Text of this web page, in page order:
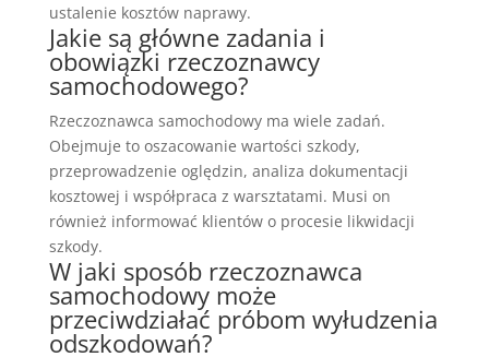
ustalenie kosztów naprawy.
Jakie są główne zadania i
obowiązki rzeczoznawcy
samochodowego?
Rzeczoznawca samochodowy ma wiele zadań.
Obejmuje to oszacowanie wartości szkody,
przeprowadzenie oględzin, analiza dokumentacji
kosztowej i współpraca z warsztatami. Musi on
również informować klientów o procesie likwidacji
szkody.
W jaki sposób rzeczoznawca
samochodowy może
przeciwdziałać próbom wyłudzenia
odszkodowań?